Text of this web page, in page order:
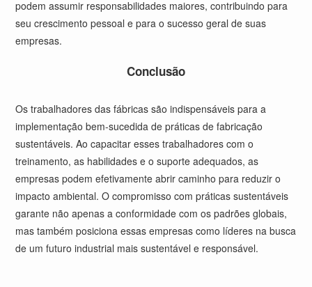
podem assumir responsabilidades maiores, contribuindo para
seu crescimento pessoal e para o sucesso geral de suas
empresas.
Conclusão
Os trabalhadores das fábricas são indispensáveis para a
implementação bem-sucedida de práticas de fabricação
sustentáveis. Ao capacitar esses trabalhadores com o
treinamento, as habilidades e o suporte adequados, as
empresas podem efetivamente abrir caminho para reduzir o
impacto ambiental. O compromisso com práticas sustentáveis
garante não apenas a conformidade com os padrões globais,
mas também posiciona essas empresas como líderes na busca
de um futuro industrial mais sustentável e responsável.